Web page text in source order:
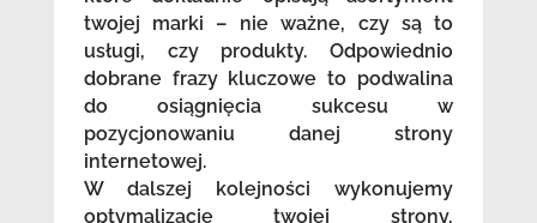
twojej marki – nie ważne, czy są to
usługi, czy produkty. Odpowiednio
dobrane frazy kluczowe to podwalina
do osiągnięcia sukcesu w
pozycjonowaniu danej strony
internetowej.
W dalszej kolejności wykonujemy
optymalizację twojej strony,